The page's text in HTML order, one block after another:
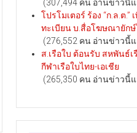
(307,494 คน อ่านข่าวนี้
โปรโมเตอร์ ร้อง “ก.ล.ต.”
ทะเบียน บ.สื่อโฆษณายัก
(276,552 คน อ่านข่าวนี้
ส.เรือใบ ต้อนรับ สหพันธ์
กีฬาเรือใบไทย-เอเชีย
(265,350 คน อ่านข่าวนี้